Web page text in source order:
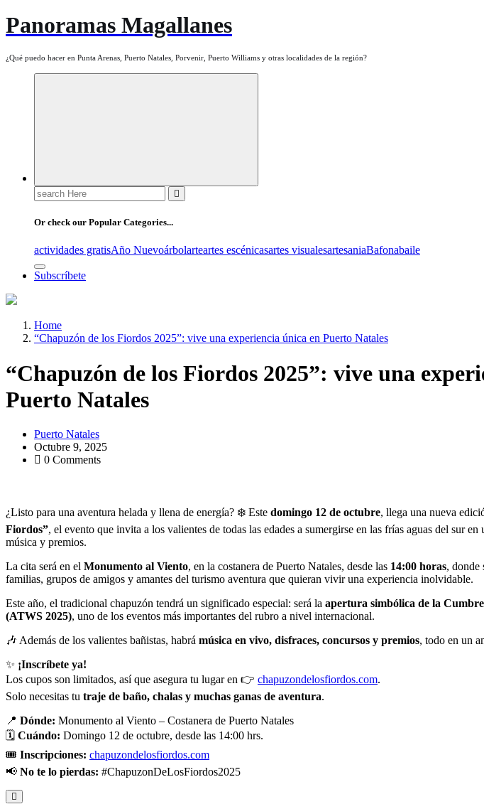
Panoramas Magallanes
¿Qué puedo hacer en Punta Arenas, Puerto Natales, Porvenir, Puerto Williams y otras localidades de la región?
Search
for:
Or check our Popular Categories...
actividades gratisAño Nuevoárbolarteartes escénicasartes visualesartesaniaBafonabaile
Subscríbete
Home
“Chapuzón de los Fiordos 2025”: vive una experiencia única en Puerto Natales
“Chapuzón de los Fiordos 2025”: vive una
Puerto Natales
Puerto Natales
Octubre 9, 2025
0 Comments
¿Listo para una aventura helada y llena de energía? ❄️ Este domingo 12 de octubre, llega una nueva
Fiordos”, el evento que invita a los valientes de todas las edades a sumergirse en las frías aguas del sur
música y premios.
La cita será en el Monumento al Viento, en la costanera de Puerto Natales, desde las 14:00 horas, donde
familias, grupos de amigos y amantes del turismo aventura que quieran vivir una experiencia inolvidable.
Este año, el tradicional chapuzón tendrá un significado especial: será la apertura simbólica de la
(ATWS 2025), uno de los eventos más importantes del rubro a nivel internacional.
🎶 Además de los valientes bañistas, habrá música en vivo, disfraces, concursos y premios, todo en un
✨ ¡Inscríbete ya!
Los cupos son limitados, así que asegura tu lugar en 👉 chapuzondelosfiordos.com.
Solo necesitas tu traje de baño, chalas y muchas ganas de aventura.
📍 Dónde: Monumento al Viento – Costanera de Puerto Natales
🗓️ Cuándo: Domingo 12 de octubre, desde las 14:00 hrs.
🎟️ Inscripciones: chapuzondelosfiordos.com
📢 No te lo pierdas: #ChapuzonDeLosFiordos2025